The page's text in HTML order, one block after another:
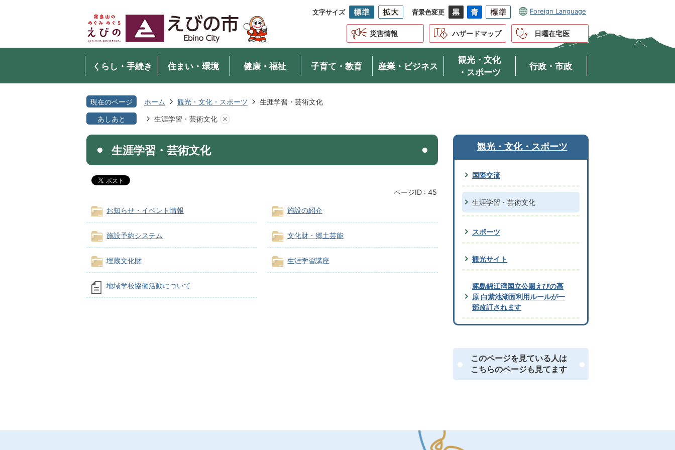
文字サイズ 背景色変更 Foreign Language
災害情報 ハザードマップ 日曜在宅医
くらし・手続き 住まい・環境 健康・福祉 子育て・教育 産業・ビジネス
観光・文化
・スポーツ
行政・市政
現在のページ ホーム 観光・文化・スポーツ
生涯学習・芸術文化
あしあと
生涯学習・芸術文化
生涯学習・芸術文化
ページID : 45
お知らせ・イベント情報 施設の紹介
施設予約システム 文化財・郷土芸能
埋蔵文化財 生涯学習講座
地域学校協働活動について
観光・文化・スポーツ
国際交流
生涯学習・芸術文化
スポーツ
観光サイト
霧島錦江湾国立公園えびの高
原 白紫池湖面利用ルールが一
部改訂されます
このページを見ている人は
こちらのページも見てます